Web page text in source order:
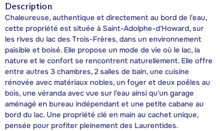
Description
Chaleureuse, authentique et directement au bord de l'eau,
cette propriété est située à Saint-Adolphe-d'Howard, sur
les rives du lac des Trois-Frères, dans un environnement
paisible et boisé. Elle propose un mode de vie où le lac, la
nature et le confort se rencontrent naturellement. Elle offre
entre autres 3 chambres, 2 salles de bain, une cuisine
rénovée avec matériaux nobles, un foyer et deux poêles au
bois, une véranda avec vue sur l'eau ainsi qu'un garage
aménagé en bureau indépendant et une petite cabane au
bord du lac. Une propriété clé en main au cachet unique,
pensée pour profiter pleinement des Laurentides.